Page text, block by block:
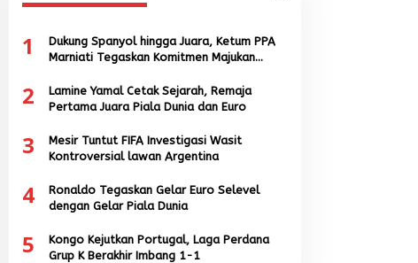
1
Dukung Spanyol hingga Juara, Ketum PPA
Marniati Tegaskan Komitmen Majukan
2
Lamine Yamal Cetak Sejarah, Remaja
Pertama Juara Piala Dunia dan Euro
3
Mesir Tuntut FIFA Investigasi Wasit
Kontroversial lawan Argentina
4
Ronaldo Tegaskan Gelar Euro Selevel
dengan Gelar Piala Dunia
5
Kongo Kejutkan Portugal, Laga Perdana
Grup K Berakhir Imbang 1-1